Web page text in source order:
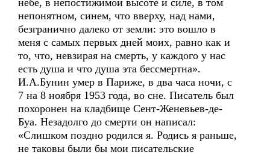
небе, в непостижимой высоте и силе, в том
непонятном, синем, что вверху, над нами,
безгранично далеко от земли: это вошло в
меня с самых первых дней моих, равно как и
то, что, невзирая на смерть, у каждого у нас
есть душа и что душа эта бессмертна».
И.А.Бунин умер в Париже, в два часа ночи, с
7 на 8 ноября 1953 года, во сне. Писатель был
похоронен на кладбище Сент-Женевьев-де-
Буа. Незадолго до смерти он написал:
«Слишком поздно родился я. Родись я раньше,
не таковы были бы мои писательские